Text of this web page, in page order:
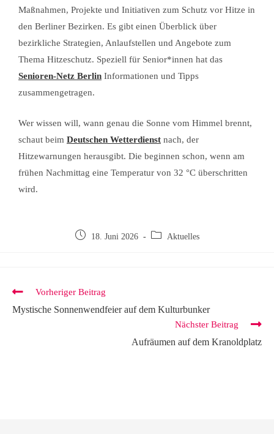
Maßnahmen, Projekte und Initiativen zum Schutz vor Hitze in
den Berliner Bezirken. Es gibt einen Überblick über
bezirkliche Strategien, Anlaufstellen und Angebote zum
Thema Hitzeschutz. Speziell für Senior*innen hat das
Senioren-Netz Berlin Informationen und Tipps
zusammengetragen.
Wer wissen will, wann genau die Sonne vom Himmel brennt,
schaut beim Deutschen Wetterdienst nach, der
Hitzewarnungen herausgibt. Die beginnen schon, wenn am
frühen Nachmittag eine Temperatur von 32 °C überschritten
wird.
18. Juni 2026 Aktuelles
Vorheriger Beitrag
Mystische Sonnenwendfeier auf dem Kulturbunker
Nächster Beitrag
Aufräumen auf dem Kranoldplatz